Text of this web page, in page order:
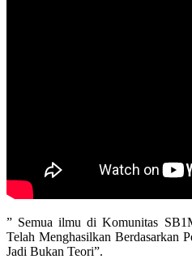
” Semua ilmu di Komunitas
Telah Menghasilkan Berdasarkan
Jadi Bukan Teori”.